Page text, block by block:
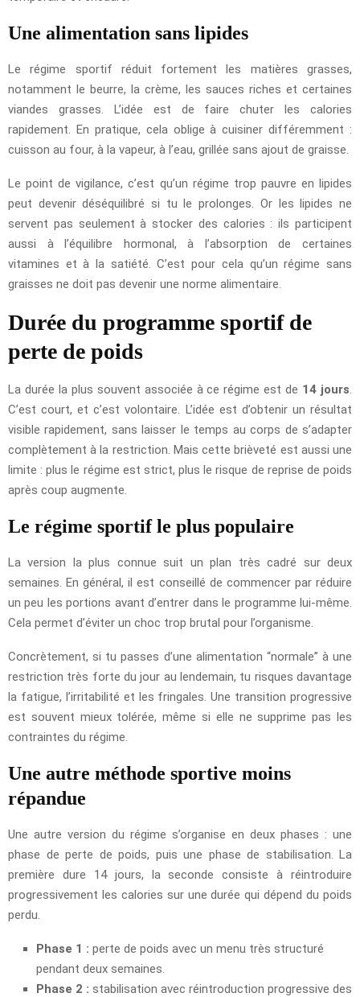
Une alimentation sans lipides
Le régime sportif réduit fortement les matières grasses,
notamment le beurre, la crème, les sauces riches et certaines
viandes grasses. L’idée est de faire chuter les calories
rapidement. En pratique, cela oblige à cuisiner différemment :
cuisson au four, à la vapeur, à l’eau, grillée sans ajout de graisse.
Le point de vigilance, c’est qu’un régime trop pauvre en lipides
peut devenir déséquilibré si tu le prolonges. Or les lipides ne
servent pas seulement à stocker des calories : ils participent
aussi à l’équilibre hormonal, à l’absorption de certaines
vitamines et à la satiété. C’est pour cela qu’un régime sans
graisses ne doit pas devenir une norme alimentaire.
Durée du programme sportif de
perte de poids
La durée la plus souvent associée à ce régime est de 14 jours
C’est court, et c’est volontaire. L’idée est d’obtenir un résultat
visible rapidement, sans laisser le temps au corps de s’adapter
complètement à la restriction. Mais cette brièveté est aussi une
limite : plus le régime est strict, plus le risque de reprise de poids
après coup augmente.
Le régime sportif le plus populaire
La version la plus connue suit un plan très cadré sur deux
semaines. En général, il est conseillé de commencer par réduire
un peu les portions avant d’entrer dans le programme lui-même.
Cela permet d’éviter un choc trop brutal pour l’organisme.
Concrètement, si tu passes d’une alimentation “normale” à une
restriction très forte du jour au lendemain, tu risques davantage
la fatigue, l’irritabilité et les fringales. Une transition progressive
est souvent mieux tolérée, même si elle ne supprime pas les
contraintes du régime.
Une autre méthode sportive moins
répandue
Une autre version du régime s’organise en deux phases : une
phase de perte de poids, puis une phase de stabilisation. La
première dure 14 jours, la seconde consiste à réintroduire
progressivement les calories sur une durée qui dépend du poids
perdu.
Phase 1 : perte de poids avec un menu très structuré
pendant deux semaines.
Phase 2 : stabilisation avec réintroduction progressive des